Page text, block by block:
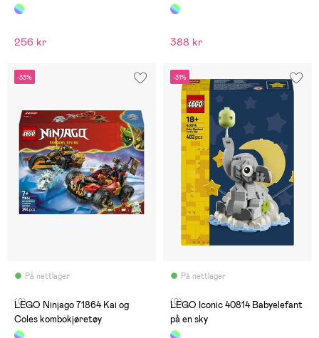
Toyota Supra MK4
256 kr 388 kr
-33%
På nettlager
(0)
LEGO Ninjago 71864 Kai og
Coles kombokjøretøy
-31%
På nettlager
(0)
LEGO Iconic 40814 Babyelefant
på en sky